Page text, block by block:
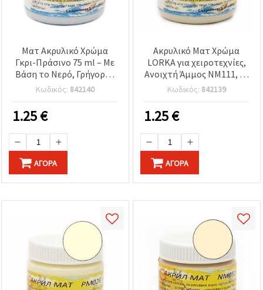
Ματ Ακρυλικό Χρώμα
Γκρι-Πράσινο 75 ml – Με
Βάση το Νερό, Γρήγορου
Στεγνώματος για Καμβά,
Ξύλο, Χαρτί & DIY
Χειροτεχνίες
Κωδικός: 842140
1.25€
ΑΓΟΡΆ
Ακρυλικό Ματ Χρώμα
LORKA για χειροτεχνίες,
Ανοιχτή Άμμος NM111, 75
ml
Κωδικός: 842139
1.25€
ΑΓΟΡΆ